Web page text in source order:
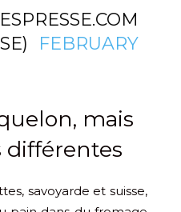
FEBRUARY
mais
différentes
savoyarde et suisse,